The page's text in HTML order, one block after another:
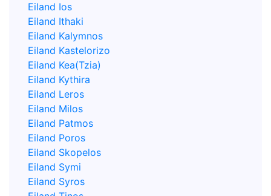
Eiland Ios
Eiland Ithaki
Eiland Kalymnos
Eiland Kastelorizo
Eiland Kea(Tzia)
Eiland Kythira
Eiland Leros
Eiland Milos
Eiland Patmos
Eiland Poros
Eiland Skopelos
Eiland Symi
Eiland Syros